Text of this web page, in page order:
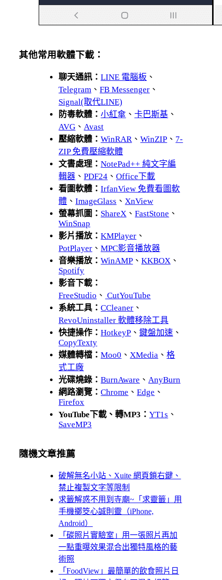
其他常用軟體下載：
聊天通訊：LINE 電腦板 、
Telegram 、FB Messenger 、
Signal(取代LINE)
防毒軟體：小紅傘 、卡巴斯基 、
AVG 、 Avast
壓縮軟體：WinRAR 、WinZIP 、 7-
ZIP 免費壓縮軟體
文書處理：NotePad++ 純文字編
輯器 、PDF24 、Office下載
看圖軟體：IrfanView 免費看圖軟
體 、ImageGlass 、 XnView
螢幕抓圖： ShareX 、FastStone 、
WinSnap
影片播放：KMPlayer 、
PotPlayer 、MPC影音播放器
音樂播放：WinAMP 、KKBOX 、
Spotify
影音下載：
FreeStudio 、 CutYouTube
系統工具：CCleaner 、
RevoUninstaller 軟體移除工具
快捷操作：HotkeyP 、鍵盤加速 、
CopyTexty
媒體轉檔：Moo0 、 XMedia 、格
式工廠
光碟燒錄：BurnAware 、 AnyBurn
網路瀏覽：Chrome 、Edge 、
Firefox
YouTube下載、轉MP3：YT1s 、
SaveMP3
隨機文章推薦
破解無名小站、Xuite 網頁鎖右鍵、
禁止複製文字等限制
求籤解惑不用到寺廟~「求靈籤」用
手機擲筊心誠則靈（iPhone,
Android）
「碳照片實驗室」用一張照片再加
一點重曝效果混合出獨特風格的藝
術照
「FoodView」最簡單的飲食照片日